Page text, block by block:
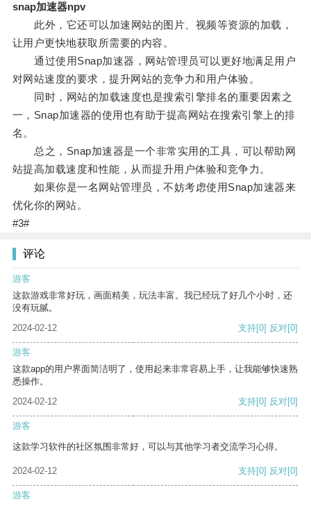
snap加速器npv
此外，它还可以加速网站的图片、视频等资源的加载，
让用户更快地获取所需要的内容。
通过使用Snap加速器，网站管理员可以更好地满足用户
对网站速度的要求，提升网站的竞争力和用户体验。
同时，网站的加载速度也是搜索引擎排名的重要因素之
一，Snap加速器的使用也有助于提高网站在搜索引擎上的排
名。
总之，Snap加速器是一个非常实用的工具，可以帮助网
站提高加载速度和性能，从而提升用户体验和竞争力。
如果你是一名网站管理员，不妨考虑使用Snap加速器来
优化你的网站。
#3#
评论
游客
这款游戏非常好玩，画面精美，玩法丰富。我已经玩了好几个小时，还
没有玩腻。
2024-02-12
支持[0] 反对[0]
游客
这款app的用户界面简洁明了，使用起来非常容易上手，让我能够快速熟
悉操作。
2024-02-12
支持[0] 反对[0]
游客
这款学习软件的社区氛围非常好，可以与其他学习者交流学习心得。
2024-02-12 支持[0] 反对[0]
游客